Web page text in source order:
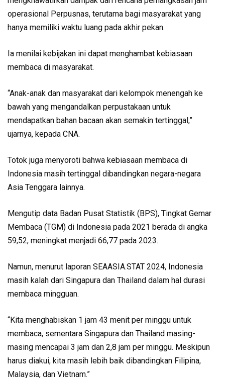
operasional Perpusnas, terutama bagi masyarakat yang
hanya memiliki waktu luang pada akhir pekan.
Ia menilai kebijakan ini dapat menghambat kebiasaan
membaca di masyarakat.
“Anak-anak dan masyarakat dari kelompok menengah ke
bawah yang mengandalkan perpustakaan untuk
mendapatkan bahan bacaan akan semakin tertinggal,”
ujarnya, kepada CNA.
Totok juga menyoroti bahwa kebiasaan membaca di
Indonesia masih tertinggal dibandingkan negara-negara
Asia Tenggara lainnya.
Mengutip data Badan Pusat Statistik (BPS), Tingkat Gemar
Membaca (TGM) di Indonesia pada 2021 berada di angka
59,52, meningkat menjadi 66,77 pada 2023.
Namun, menurut laporan SEAASIA.STAT 2024, Indonesia
masih kalah dari Singapura dan Thailand dalam hal durasi
membaca mingguan.
“Kita menghabiskan 1 jam 43 menit per minggu untuk
membaca, sementara Singapura dan Thailand masing-
masing mencapai 3 jam dan 2,8 jam per minggu. Meskipun
harus diakui, kita masih lebih baik dibandingkan Filipina,
Malaysia, dan Vietnam.”